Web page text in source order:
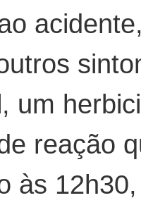
um
reação
às